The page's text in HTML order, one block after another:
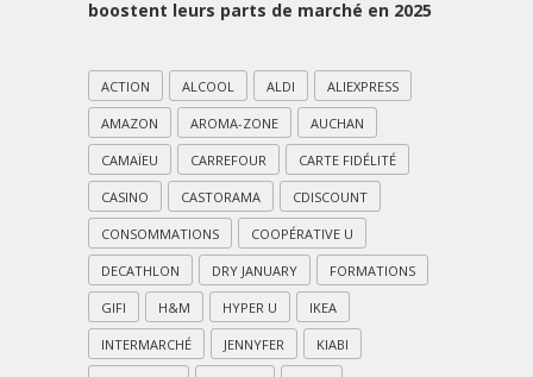
boostent leurs parts de marché en 2025
ACTION ALCOOL ALDI ALIEXPRESS
AMAZON AROMA-ZONE AUCHAN
CAMAÏEU CARREFOUR CARTE FIDÉLITÉ
CASINO CASTORAMA CDISCOUNT
CONSOMMATIONS COOPÉRATIVE U
DECATHLON DRY JANUARY FORMATIONS
GIFI H&M HYPER U IKEA
INTERMARCHÉ JENNYFER KIABI